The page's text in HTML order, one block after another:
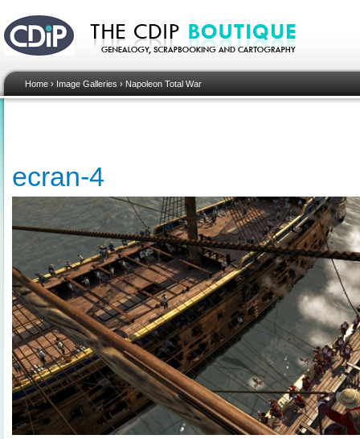
Home › Image Galleries › Napoleon Total War
ecran-4